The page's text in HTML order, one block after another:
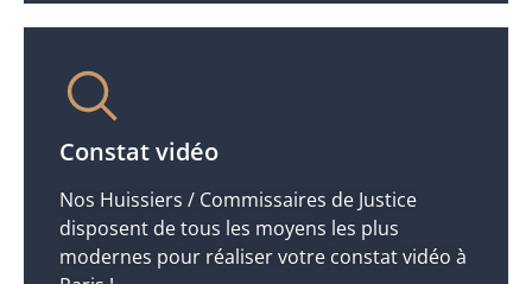
Constat vidéo
Nos Huissiers / Commissaires de Justice
disposent de tous les moyens les plus
modernes pour réaliser votre constat vidéo à